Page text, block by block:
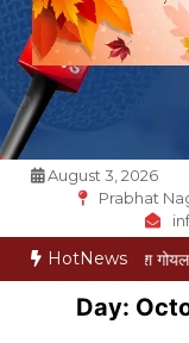
August 3, 2026
Prabhat
HotNews
मुकेश गोयल राष्ट्रीय
Day: